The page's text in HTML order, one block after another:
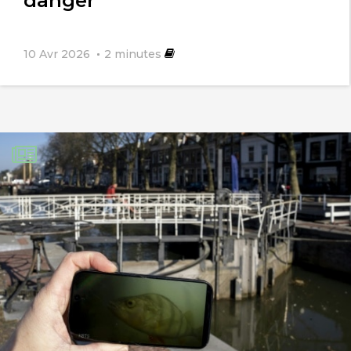
station n’a été mise aux normes
(traitement et rejet dans les sols pour
ne pas perturber le cycle de
rechargement des nappes
phréatiques), les inondations de l’hiver
prochain serviront encore de grande
« chasse d’eau » ….
10 Avr 2026 2 minutes